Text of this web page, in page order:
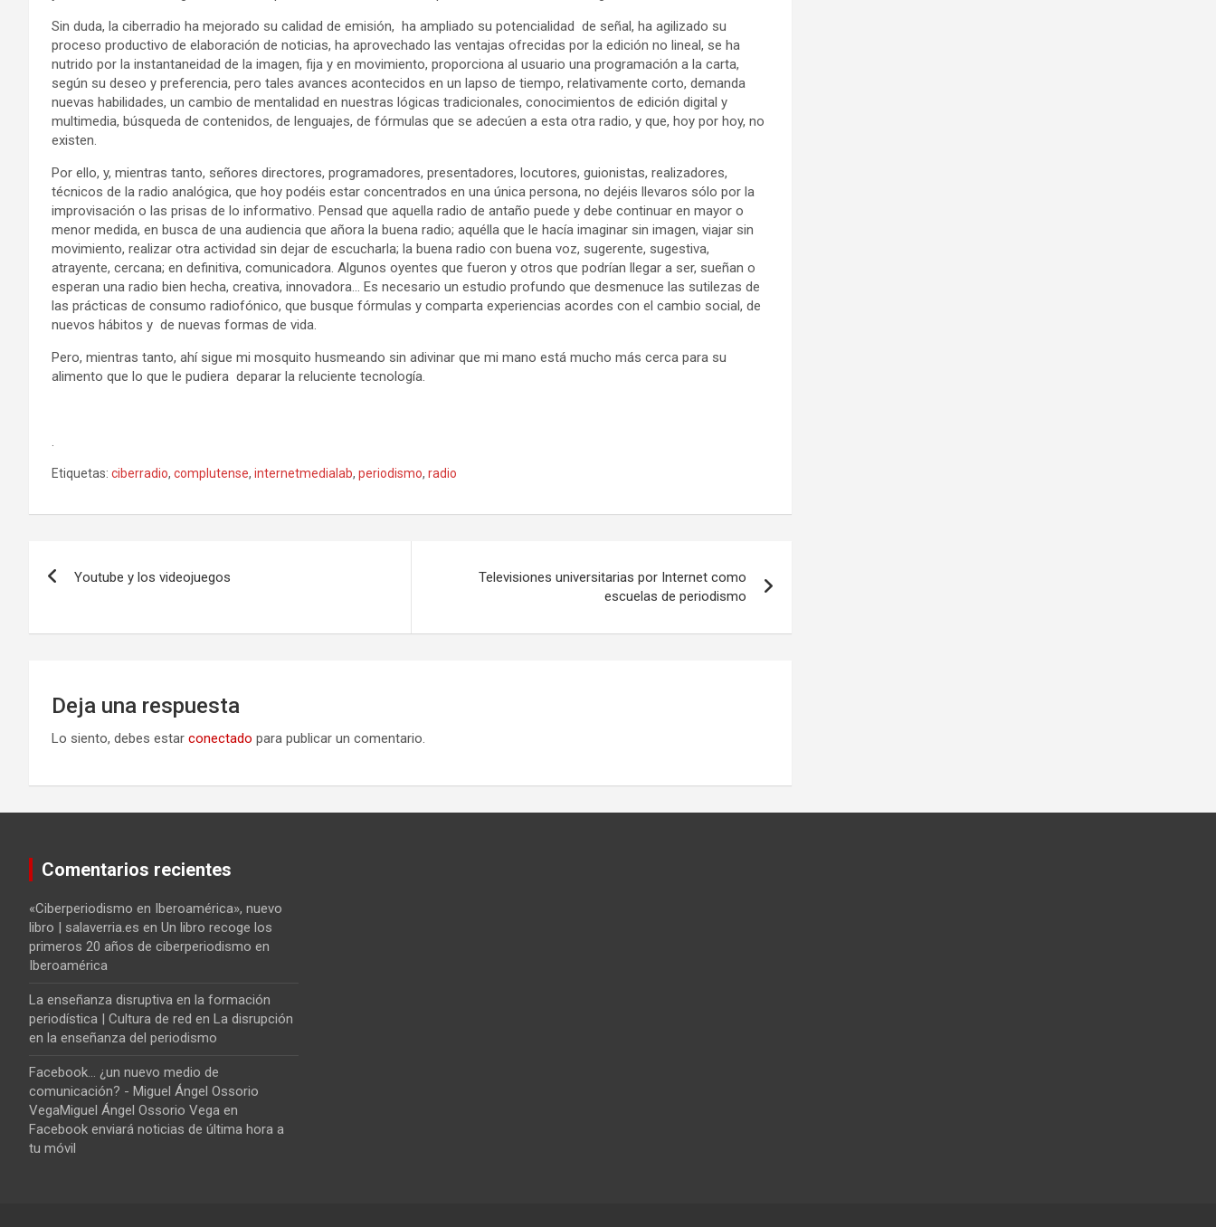
Sin duda, la ciberradio ha mejorado su calidad de emisión, ha ampliado su potencialidad de señal, ha agilizado su
proceso productivo de elaboración de noticias, ha aprovechado las ventajas ofrecidas por la edición no lineal, se ha
nutrido por la instantaneidad de la imagen, fija y en movimiento, proporciona al usuario una programación a la carta,
según su deseo y preferencia, pero tales avances acontecidos en un lapso de tiempo, relativamente corto, demanda
nuevas habilidades, un cambio de mentalidad en nuestras lógicas tradicionales, conocimientos de edición digital y
multimedia, búsqueda de contenidos, de lenguajes, de fórmulas que se adecúen a esta otra radio, y que, hoy por hoy, no
existen.
Por ello, y, mientras tanto, señores directores, programadores, presentadores, locutores, guionistas, realizadores,
técnicos de la radio analógica, que hoy podéis estar concentrados en una única persona, no dejéis llevaros sólo por la
improvisación o las prisas de lo informativo. Pensad que aquella radio de antaño puede y debe continuar en mayor o
menor medida, en busca de una audiencia que añora la buena radio; aquélla que le hacía imaginar sin imagen, viajar sin
movimiento, realizar otra actividad sin dejar de escucharla; la buena radio con buena voz, sugerente, sugestiva,
atrayente, cercana; en definitiva, comunicadora. Algunos oyentes que fueron y otros que podrían llegar a ser, sueñan o
esperan una radio bien hecha, creativa, innovadora… Es necesario un estudio profundo que desmenuce las sutilezas de
las prácticas de consumo radiofónico, que busque fórmulas y comparta experiencias acordes con el cambio social, de
nuevos hábitos y de nuevas formas de vida.
Pero, mientras tanto, ahí sigue mi mosquito husmeando sin adivinar que mi mano está mucho más cerca para su
alimento que lo que le pudiera deparar la reluciente tecnología.
.
Etiquetas: ciberradio, complutense, internetmedialab, periodismo, radio
entradas
Youtube y los videojuegos
Televisiones universitarias por Internet como
escuelas de periodismo
Deja una respuesta
Lo siento, debes estar conectado para publicar un comentario.
Comentarios recientes
«Ciberperiodismo en Iberoamérica», nuevo
libro | salaverria.es en Un libro recoge los
primeros 20 años de ciberperiodismo en
Iberoamérica
La enseñanza disruptiva en la formación
periodística | Cultura de red en La disrupción
en la enseñanza del periodismo
Facebook... ¿un nuevo medio de
comunicación? - Miguel Ángel Ossorio
VegaMiguel Ángel Ossorio Vega en
Facebook enviará noticias de última hora a
tu móvil